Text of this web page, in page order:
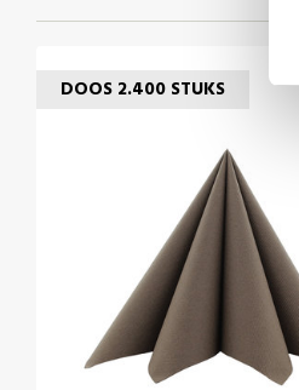
DOOS 2.400 STUKS